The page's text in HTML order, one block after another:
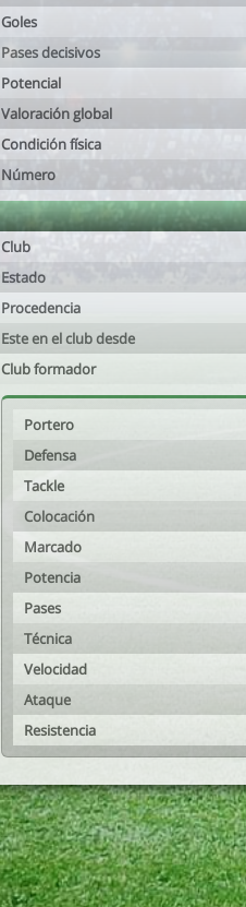
Goles
Pases decisivos
Potencial
Valoración global
Condición física
Número
Club
Estado
Procedencia
Este en el club desde
Club formador
Portero
Defensa
Tackle
Colocación
Marcado
Potencia
Pases
Técnica
Velocidad
Ataque
Resistencia